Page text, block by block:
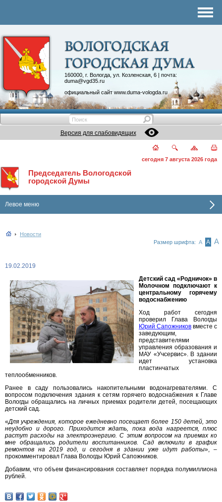
160000, г. Вологда, ул. Козленская, 6 | почта:
duma@vgd35.ru
официальный сайт www.duma-vologda.ru
Контакты
Депутатские объединения
Версия для слабовидящих
сегодня 7 августа 2026 года
Председатель Вологодской
городской Думы
Левое меню
Новости
Размер шрифта: А А А
19.02.2019
Детский сад «Родничок» в
Молочном подключают к
центральному горячему
водоснабжению
Ход работ сегодня
проверил Глава Вологды
Юрий Сапожников вместе с
заведующим,
представителями
управления образования и
МАУ «Учсервис». В здании
идет установка
пластинчатых
теплообменников.
Ранее в саду пользовались накопительными водонагревателями. С
вопросом подключения здания к сетям горячего водоснабжения к Главе
Вологды обращались на личных приемах родители детей, посещающих
детский сад.
«Для учреждения, которое ежедневно посещает более 150 детей, это
неудобно и дорого. Приходится ждать, пока вода нагреется, плюс
растут расходы на электроэнергию. С этим вопросом на приемах ко
мне обращались родители воспитанников. Сад включили в график
ремонтов на 2019 год, и сегодня в здании уже идут работы», –
прокомментировал Глава Вологды Юрий Сапожников.
Добавим, что объем финансирования составляет порядка полумиллиона
рублей.